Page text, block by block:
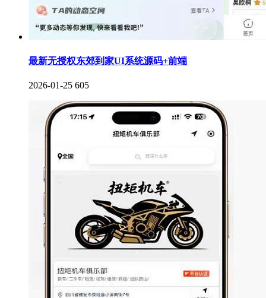
最新无授权东郊到家UI系统源码+前端
2026-01-25 605